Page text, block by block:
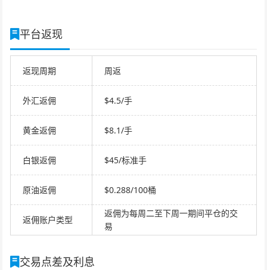
平台返现
返现周期 周返
外汇返佣 $4.5/手
黄金返佣 $8.1/手
白银返佣 $45/标准手
原油返佣 $0.288/100桶
返佣账户类型
返佣为每周二至下周一期间平仓的交
易
交易点差及利息